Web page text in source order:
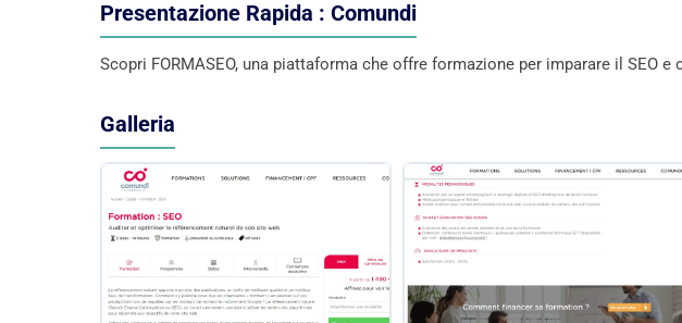
Presentazione Rapida : Comundi
Scopri FORMASEO, una piattaforma che offre formazione per imparare il SEO
Galleria